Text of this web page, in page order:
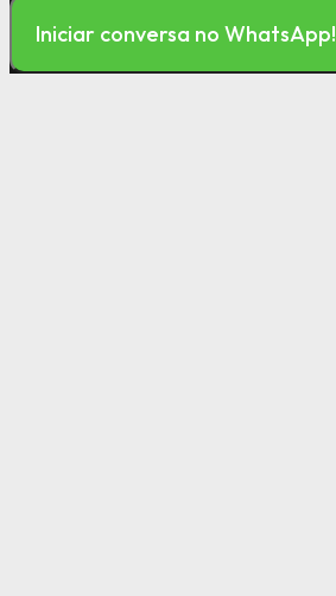
Iniciar conversa no WhatsApp!